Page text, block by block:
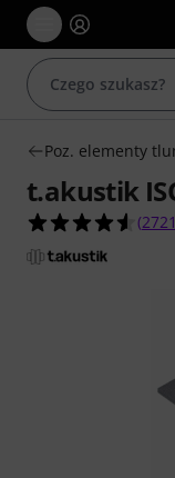
Poz. elementy
t.akustik
4.5
(2721